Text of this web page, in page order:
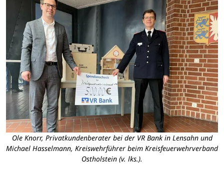
Ole Knorr, Privatkundenberater bei der VR Bank in Lensahn und
Michael Hasselmann, Kreiswehrführer beim Kreisfeuerwehrverband
Ostholstein (v. lks.).